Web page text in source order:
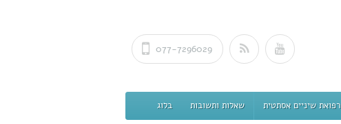
077-7296029
רפואת שיניים אסתטית שאלות ותשובות בלוג